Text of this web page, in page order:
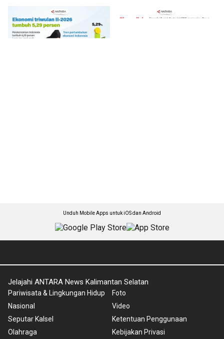
Unduh Mobile Apps untuk iOS dan Android
Jelajahi ANTARA News Kalimantan Selatan
Pariwisata & Lingkungan Hidup
Nasional
Seputar Kalsel
Olahraga
Foto
Video
Ketentuan Penggunaan
Kebijakan Privasi